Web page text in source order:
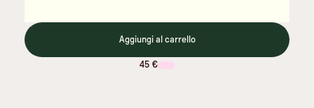
Aggiungi al carrello
45 €